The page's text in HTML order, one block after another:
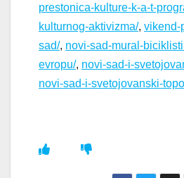
prestonica-kulture-k-a-t-
kulturnog-aktivizma/, vikend-
sad/, novi-sad-mural-
evropu/, novi-sad-i-
novi-sad-i-svetojovanski-